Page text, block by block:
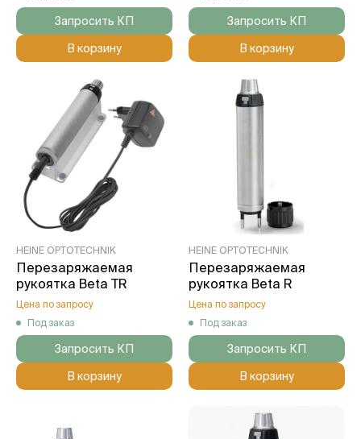
Запросить КП
В корзину
Запросить КП
В корзину
HEINE OPTOTECHNIK
Перезаряжаемая
рукоятка Beta TR
Цена по запросу
Под заказ
Запросить КП
В корзину
HEINE OPTOTECHNIK
Перезаряжаемая
рукоятка Beta R
Цена по запросу
Под заказ
Запросить КП
В корзину